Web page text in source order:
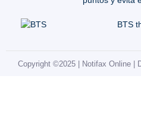
BTS
Copyright ©2025 | Notifax Online |